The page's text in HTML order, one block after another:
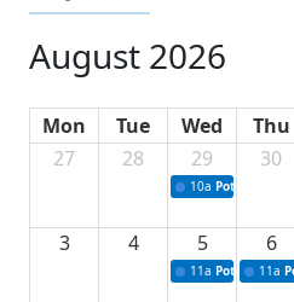
August 2026
Mon Tue Wed Thu
27
28 29
10a
30
3 4 5
11a
6
11a